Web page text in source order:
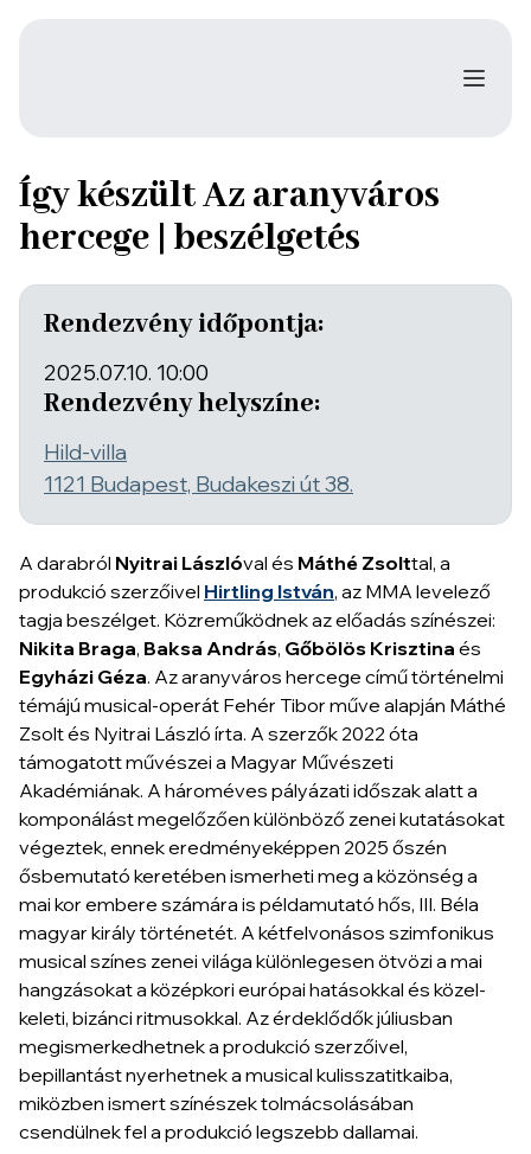
Így készült Az aranyváros
hercege | beszélgetés
Rendezvény időpontja:
2025.07.10. 10:00
Rendezvény helyszíne:
Hild-villa
1121 Budapest, Budakeszi út 38.
A darabról Nyitrai Lászlóval és Máthé Zsolttal, a
produkció szerzőivel Hirtling István, az MMA levelező
tagja beszélget. Közreműködnek az előadás színészei:
Nikita Braga, Baksa András, Gőbölös Krisztina és
Egyházi Géza. Az aranyváros hercege című történelmi
témájú musical-operát Fehér Tibor műve alapján Máthé
Zsolt és Nyitrai László írta. A szerzők 2022 óta
támogatott művészei a Magyar Művészeti
Akadémiának. A hároméves pályázati időszak alatt a
komponálást megelőzően különböző zenei kutatásokat
végeztek, ennek eredményeképpen 2025 őszén
ősbemutató keretében ismerheti meg a közönség a
mai kor embere számára is példamutató hős, III. Béla
magyar király történetét. A kétfelvonásos szimfonikus
musical színes zenei világa különlegesen ötvözi a mai
hangzásokat a középkori európai hatásokkal és közel-
keleti, bizánci ritmusokkal. Az érdeklődők júliusban
megismerkedhetnek a produkció szerzőivel,
bepillantást nyerhetnek a musical kulisszatitkaiba,
miközben ismert színészek tolmácsolásában
csendülnek fel a produkció legszebb dallamai.